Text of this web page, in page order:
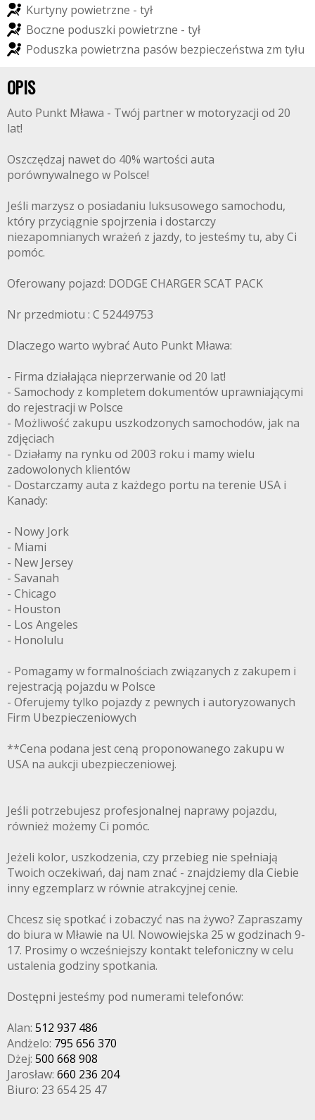
Kurtyny powietrzne - tył
Boczne poduszki powietrzne - tył
Poduszka powietrzna pasów bezpieczeństwa zm tyłu
OPIS
Auto Punkt Mława - Twój partner w motoryzacji od 20
lat!
Oszczędzaj nawet do 40% wartości auta
porównywalnego w Polsce!
Jeśli marzysz o posiadaniu luksusowego samochodu,
który przyciągnie spojrzenia i dostarczy
niezapomnianych wrażeń z jazdy, to jesteśmy tu, aby Ci
pomóc.
Oferowany pojazd: DODGE CHARGER SCAT PACK
Nr przedmiotu : C 52449753
Dlaczego warto wybrać Auto Punkt Mława:
- Firma działająca nieprzerwanie od 20 lat!
- Samochody z kompletem dokumentów uprawniającymi
do rejestracji w Polsce
- Możliwość zakupu uszkodzonych samochodów, jak na
zdjęciach
- Działamy na rynku od 2003 roku i mamy wielu
zadowolonych klientów
- Dostarczamy auta z każdego portu na terenie USA i
Kanady:
- Nowy Jork
- Miami
- New Jersey
- Savanah
- Chicago
- Houston
- Los Angeles
- Honolulu
- Pomagamy w formalnościach związanych z zakupem i
rejestracją pojazdu w Polsce
- Oferujemy tylko pojazdy z pewnych i autoryzowanych
Firm Ubezpieczeniowych
**Cena podana jest ceną proponowanego zakupu w
USA na aukcji ubezpieczeniowej.
Jeśli potrzebujesz profesjonalnej naprawy pojazdu,
również możemy Ci pomóc.
Jeżeli kolor, uszkodzenia, czy przebieg nie spełniają
Twoich oczekiwań, daj nam znać - znajdziemy dla Ciebie
inny egzemplarz w równie atrakcyjnej cenie.
Chcesz się spotkać i zobaczyć nas na żywo? Zapraszamy
do biura w Mławie na Ul. Nowowiejska 25 w godzinach 9-
17. Prosimy o wcześniejszy kontakt telefoniczny w celu
ustalenia godziny spotkania.
Dostępni jesteśmy pod numerami telefonów:
Alan: 512 937 486
Andżelo: 795 656 370
Dżej: 500 668 908
Jarosław: 660 236 204
Biuro: 23 654 25 47